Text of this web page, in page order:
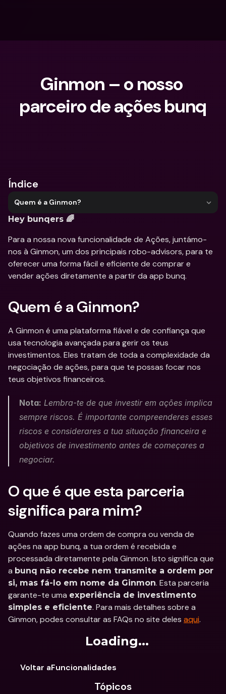
Ginmon – o nosso
parceiro de ações bunq
Índice
Quem é a Ginmon?
Hey bunqers 🌈
Para a nossa nova funcionalidade de Ações, juntámo-
nos à Ginmon, um dos principais robo-advisors, para te
oferecer uma forma fácil e eficiente de comprar e
vender ações diretamente a partir da app bunq.
Quem é a Ginmon?
A Ginmon é uma plataforma fiável e de confiança que
usa tecnologia avançada para gerir os teus
investimentos. Eles tratam de toda a complexidade da
negociação de ações, para que te possas focar nos
teus objetivos financeiros.
Nota: Lembra-te de que investir em ações implica
sempre riscos. É importante compreenderes esses
riscos e considerares a tua situação financeira e
objetivos de investimento antes de começares a
negociar.
O que é que esta parceria
significa para mim?
Quando fazes uma ordem de compra ou venda de
ações na app bunq, a tua ordem é recebida e
processada diretamente pela Ginmon. Isto significa que
a bunq não recebe nem transmite a ordem por
si, mas fá-lo em nome da Ginmon. Esta parceria
garante-te uma experiência de investimento
simples e eficiente. Para mais detalhes sobre a
Ginmon, podes consultar as FAQs no site deles aqui.
Loading...
Voltar aFuncionalidades
Tópicos